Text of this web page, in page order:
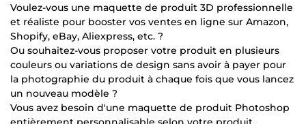
Voulez-vous une maquette de produit 3D professionnelle
et réaliste pour booster vos ventes en ligne sur Amazon,
Shopify, eBay, Aliexpress, etc. ?
Ou souhaitez-vous proposer votre produit en plusieurs
couleurs ou variations de design sans avoir à payer pour
la photographie du produit à chaque fois que vous lancez
un nouveau modèle ?
Vous avez besoin d'une maquette de produit Photoshop